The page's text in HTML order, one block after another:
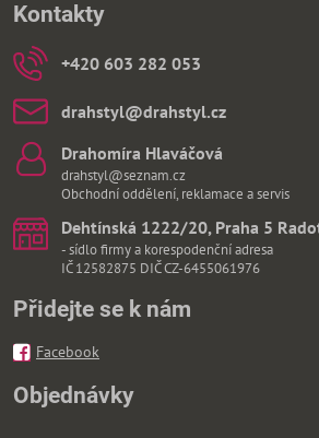
Kontakty
+420 603 282 053
drahstyl​@drahstyl​.cz
Drahomíra Hlaváčová
drahstyl@seznam.cz
Obchodní oddělení, reklamace a servis
Dehtínská 1222/20, Praha 5
- sídlo firmy a korespodenční adresa
IČ 12582875 DIČ CZ-6455061976
Přidejte se k nám
Facebook
Objednávky